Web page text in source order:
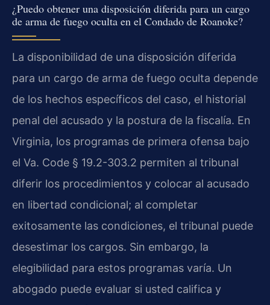
¿Puedo obtener una disposición diferida para un cargo
de arma de fuego oculta en el Condado de Roanoke?
La disponibilidad de una disposición diferida
para un cargo de arma de fuego oculta depende
de los hechos específicos del caso, el historial
penal del acusado y la postura de la fiscalía. En
Virginia, los programas de primera ofensa bajo
el Va. Code § 19.2-303.2 permiten al tribunal
diferir los procedimientos y colocar al acusado
en libertad condicional; al completar
exitosamente las condiciones, el tribunal puede
desestimar los cargos. Sin embargo, la
elegibilidad para estos programas varía. Un
abogado puede evaluar si usted califica y